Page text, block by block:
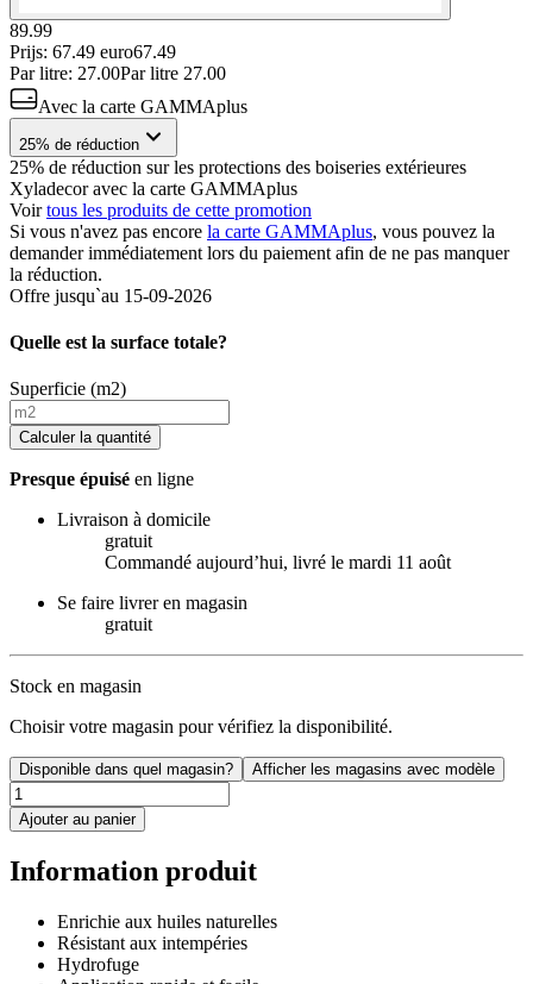
89.99
Prijs: 67.49 euro67.49
Par litre: 27.00Par litre 27.00
Avec la carte GAMMAplus
25% de réduction
25% de réduction sur les protections des boiseries extérieures
Xyladecor avec la carte GAMMAplus
Voirtous les produits de cette promotion
Si vous n'avez pas encore la carte GAMMAplus, vous pouvez la
demander immédiatement lors du paiement afin de ne pas manquer
la réduction.
Offre jusqu`au 15-09-2026
Quelle est la surface totale?
Superficie (m2)
Calculer la quantité
Presque épuisé en ligne
Livraison à domicile
gratuit
Commandé aujourdʼhui, livré le mardi 11 août
Se faire livrer en magasin
gratuit
Stock en magasin
Choisir votre magasin pour vérifiez la disponibilité.
Disponible dans quel magasin? Afficher les magasins avec modèle
Ajouter au panier
Information produit
Enrichie aux huiles naturelles
Résistant aux intempéries
Hydrofuge